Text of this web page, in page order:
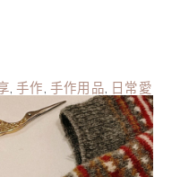
,手作, 手作用品, 日常愛
縫紉用品,裁製衣服,鉤